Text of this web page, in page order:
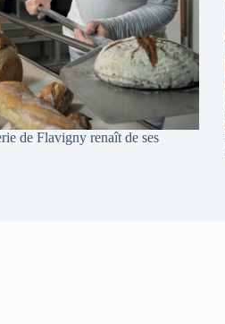
de Flavigny renaît de ses